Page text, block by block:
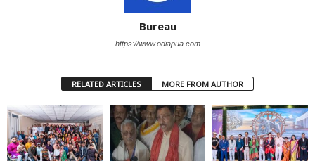
Bureau
https://www.odiapua.com
RELATED ARTICLES MORE FROM AUTHOR